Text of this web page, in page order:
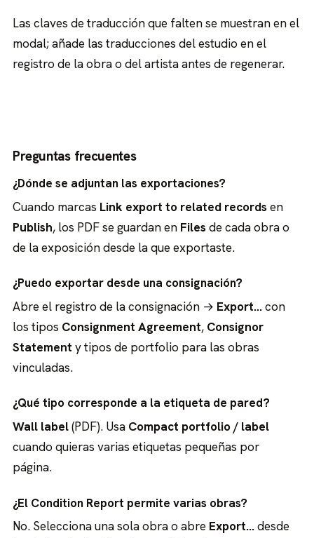
Las claves de traducción que falten se muestran en el
modal; añade las traducciones del estudio en el
registro de la obra o del artista antes de regenerar.
Preguntas frecuentes
¿Dónde se adjuntan las exportaciones?
Cuando marcas Link export to related records en
Publish, los PDF se guardan en Files de cada obra o
de la exposición desde la que exportaste.
¿Puedo exportar desde una consignación?
Abre el registro de la consignación → Export…con
los tipos Consignment Agreement, Consignor
Statement y tipos de portfolio para las obras
vinculadas.
¿Qué tipo corresponde a la etiqueta de pared?
Wall label(PDF). Usa Compact portfolio / label
cuando quieras varias etiquetas pequeñas por
página.
¿El Condition Report permite varias obras?
No. Selecciona una sola obra o abre Export…desde